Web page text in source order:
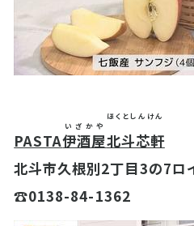
PASTA伊酒屋
いざかや
北斗芯軒
ほくとしんけん
北斗市久根別2丁目3の7ロ
☎0138-84-1362